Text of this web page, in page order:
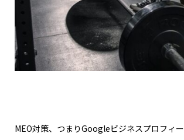
MEO対策、つまりGoogleビジネスプロフィー